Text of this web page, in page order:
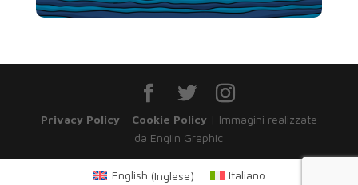
Privacy Policy- Cookie Policy| Immagini realizzate
da Engiin Graphic
English (Inglese) Italiano